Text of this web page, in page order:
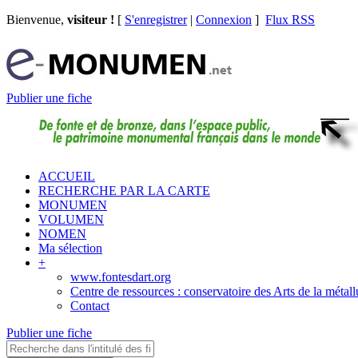
Bienvenue, visiteur ! [ S'enregistrer| Connexion ] Flux RSS
Publier une fiche
ACCUEIL
RECHERCHE PAR LA CARTE
MONUMEN
VOLUMEN
NOMEN
Ma sélection
+
www.fontesdart.org
Centre de ressources : conservatoire des Arts de la
Contact
Publier une fiche